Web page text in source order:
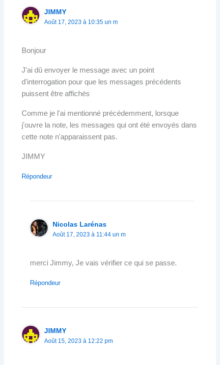
JIMMY
Août 17, 2023 à 10:35 un m
Bonjour
J'ai dû envoyer le message avec un point
d'interrogation pour que les messages précédents
puissent être affichés
Comme je l'ai mentionné précédemment, lorsque
j'ouvre la note, les messages qui ont été envoyés dans
cette note n'apparaissent pas.
JIMMY
Répondeur
Nicolas Larénas
Août 17, 2023 à 11:44 un m
merci Jimmy, Je vais vérifier ce qui se passe.
Répondeur
JIMMY
Août 15, 2023 à 12:22 pm